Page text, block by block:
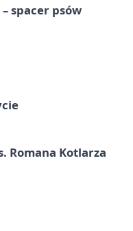
spacer psów
Romana Kotlarza